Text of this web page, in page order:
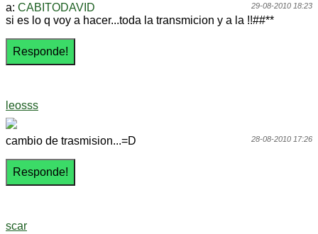
29-08-2010 18:23
a: CABITODAVID
si es lo q voy a hacer...toda la transmicion y a la !!##**
leosss
28-08-2010 17:26
cambio de trasmision...=D
scar